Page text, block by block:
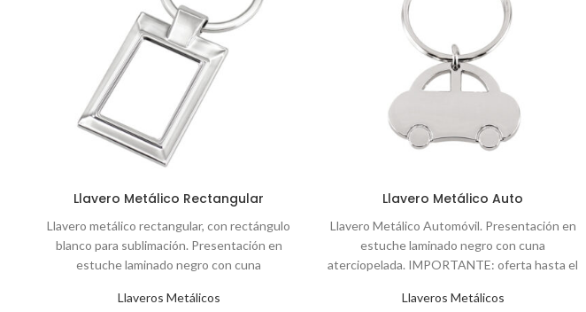
Llavero Metálico Rectangular
Llaveros Metálicos
Llavero metálico rectangular, con rectángulo
blanco para sublimación. Presentación en
estuche laminado negro con cuna
todas
Llavero Metálico Auto
Llaveros Metálicos
Llavero Metálico Automóvil. Presentación en
estuche laminado negro con cuna
aterciopelada. IMPORTANTE: oferta hasta el